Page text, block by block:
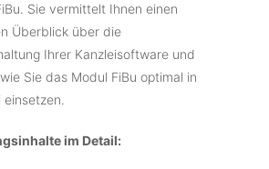
Sie vermittelt Ihnen einen
Überblick über die
Ihrer Kanzleisoftware und
Sie das Modul FiBu optimal in
einsetzen.
im Detail: